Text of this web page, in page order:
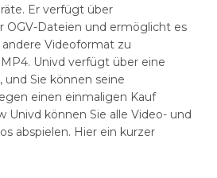
Er verfügt über
OGV-Dateien und ermöglicht es
Videoformat zu
Univd verfügt über eine
und Sie können seine
einen einmaligen Kauf
Univd können Sie alle Video- und
abspielen. Hier ein kurzer